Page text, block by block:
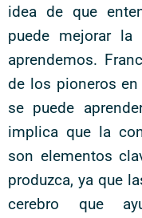
idea de que
puede mejorar
aprendemos.
de los pioneros
se puede
implica que la
son elementos
produzca, ya que
cerebro que